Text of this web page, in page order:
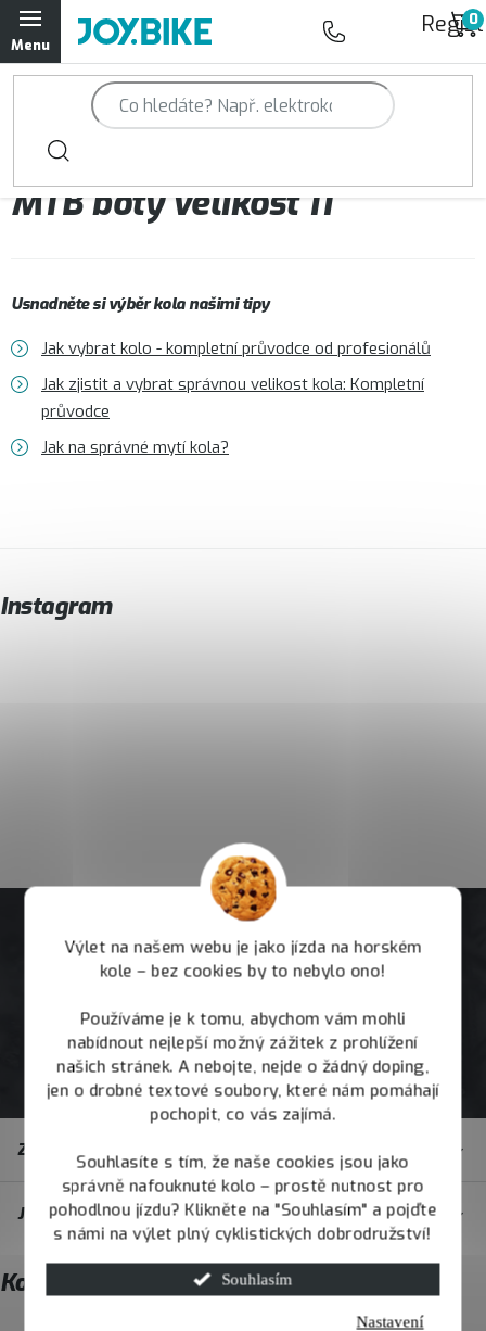
Výlet na našem webu je jako jízda na horském
kole – bez cookies by to nebylo ono!
Používáme je k tomu, abychom vám mohli
nabídnout nejlepší možný zážitek z prohlížení
našich stránek. A nebojte, nejde o žádný doping,
jen o drobné textové soubory, které nám pomáhají
pochopit, co vás zajímá.
Souhlasíte s tím, že naše cookies jsou jako
správně nafouknuté kolo – prostě nutnost pro
pohodlnou jízdu? Klikněte na "Souhlasím" a pojďte
s námi na výlet plný cyklistických dobrodružství!
Souhlasím
Nastavení
Přejít
na
obsah
Trailová kola Qayron
Horská kola Qayron
Dámská horská kola Qayron
Doplňky a oblečení Qayron
Kontakt Servisní a výdejní místa
MTB boty velikost 11
Usnadněte si výběr kola našimi tipy
Jak vybrat kolo - kompletní průvodce od profesionálů
Jak zjistit a vybrat správnou velikost kola: Kompletní
průvodce
Jak na správné mytí kola?
Instagram
t
í
Zákaznický servis
JOY.BIKE
Kontakt